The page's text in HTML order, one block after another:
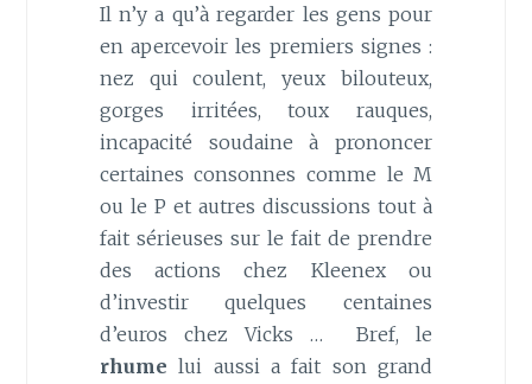
Il n’y a qu’à regarder les gens pour
en apercevoir les premiers signes :
nez qui coulent, yeux bilouteux,
gorges irritées, toux rauques,
incapacité soudaine à prononcer
certaines consonnes comme le M
ou le P et autres discussions tout à
fait sérieuses sur le fait de prendre
des actions chez Kleenex ou
d’investir quelques centaines
d’euros chez Vicks … Bref, le
rhume lui aussi a fait son grand